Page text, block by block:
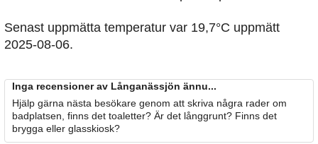
Senast uppmätta temperatur var 19,7°C uppmätt
2025-08-06.
Inga recensioner av Långanässjön ännu...
Hjälp gärna nästa besökare genom att skriva några rader om
badplatsen, finns det toaletter? Är det långgrunt? Finns det
brygga eller glasskiosk?